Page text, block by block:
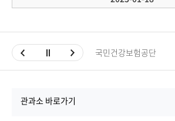
국민건강보험공단
관과소 바로가기